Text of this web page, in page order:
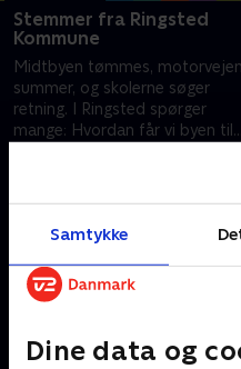
Samtykke
Dine data og
Stemmer fra Ringsted
Kommune
Midtbyen tømmes, motorvejen
summer, og skolerne søger
retning. I Ringsted spørger
mange: Hvordan får vi byen til